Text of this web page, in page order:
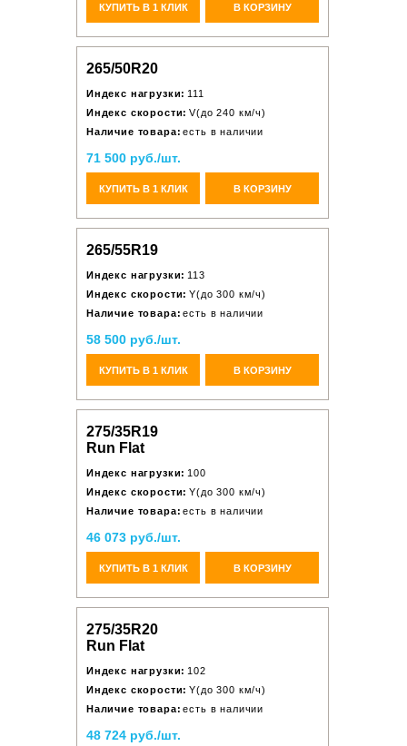
КУПИТЬ В 1 КЛИК В КОРЗИНУ
265/50R20
Индекс нагрузки: 111
Индекс скорости: V(до 240 км/ч)
Наличие товара: есть в наличии
71 500 руб./шт.
КУПИТЬ В 1 КЛИК В КОРЗИНУ
265/55R19
Индекс нагрузки: 113
Индекс скорости: Y(до 300 км/ч)
Наличие товара: есть в наличии
58 500 руб./шт.
КУПИТЬ В 1 КЛИК В КОРЗИНУ
275/35R19
Run Flat
Индекс нагрузки: 100
Индекс скорости: Y(до 300 км/ч)
Наличие товара: есть в наличии
46 073 руб./шт.
КУПИТЬ В 1 КЛИК В КОРЗИНУ
275/35R20
Run Flat
Индекс нагрузки: 102
Индекс скорости: Y(до 300 км/ч)
Наличие товара: есть в наличии
48 724 руб./шт.